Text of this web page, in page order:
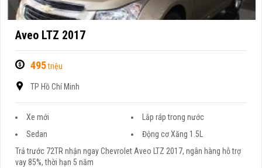
Aveo LTZ 2017
495triệu
TP Hồ Chí Minh
Xe mới
Lắp ráp trong nước
Sedan
Động cơ Xăng 1.5L
Trả trước 72TR nhận ngay Chevrolet Aveo LTZ 2017, ngân hàng hỗ trợ
vay 85%, thời hạn 5 năm